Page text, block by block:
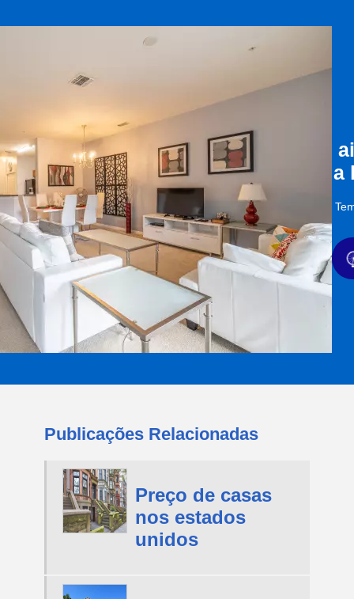
a
Publicações Relacionadas
Preço de casas
nos estados
unidos